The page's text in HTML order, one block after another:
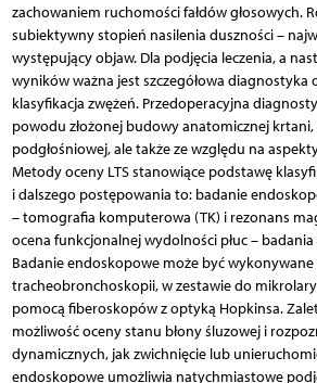
zachowaniem ruchomości fałdów głosowych.
subiektywny stopień nasilenia duszności –
występujący objaw. Dla podjęcia leczenia, a
wyników ważna jest szczegółowa diagnostyka
klasyfikacja zwężeń. Przedoperacyjna
powodu złożonej budowy anatomicznej
podgłośniowej, ale także ze względu na
Metody oceny LTS stanowiące podstawę
i dalszego postępowania to: badanie
– tomografia komputerowa (TK) i rezonans
ocena funkcjonalnej wydolności płuc –
Badanie endoskopowe może być
tracheobronchoskopii, w zestawie do
pomocą fiberoskopów z optyką Hopkinsa.
możliwość oceny stanu błony śluzowej i
dynamicznych, jak zwichnięcie lub
endoskopowe umożliwia natychmiastowe